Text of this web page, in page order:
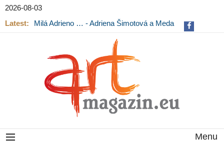
2026-08-03
Latest:
Milá Adrieno … - Adriena Šimotová a Meda
Menu